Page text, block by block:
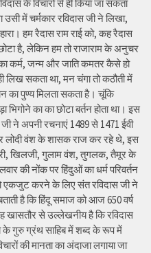
के विचारों से ही किया जा सकता
में चर्मकार रविदास जी ने लिखा,
हम रैदास राम राई को, कह रैदास
है, लेकिन हम तो राजाराम के अनुचर
कर्म, जन्म और जाति कमतर कैसे हो
सकता था, मन चंगा तो कठौती में
का पुण्य मिलता सकता है। चूंकि
का का छोटा बर्तन होता था। इस
ने अपनी रचनाएं 1489 से 1471 ईवी
लोदी वंश के शासक राज कर रहे थे, इस
खिलजी, गुलाम वंश, तुगलक, तैमूर के
की नोंक पर हिंदुओं का धर्म परिवर्तन
एकजुट करने के लिए संत रविदास जी ने
है कि हिंदू समाज को आज 650 वर्ष
से उल्लेखनीय है कि रविदास
के गुरु ग्रंथ साहिब में शब्द के रूप में
की मानता का अंदाजा लगाया जा